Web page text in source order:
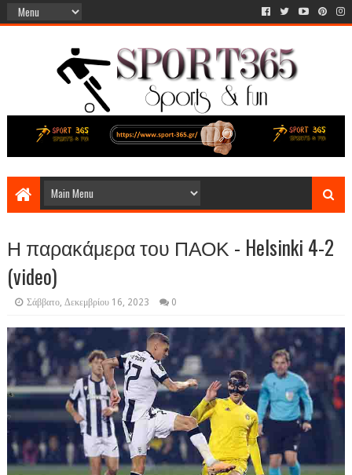
Η παρακάμερα του ΠΑΟΚ - Helsinki 4-2
(video)
Σάββατο, Δεκεμβρίου 16, 2023 0